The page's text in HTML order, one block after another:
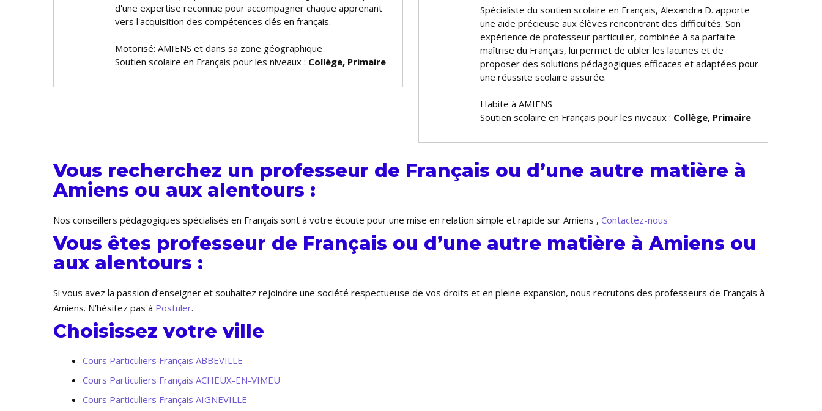
d'une expertise reconnue pour accompagner chaque apprenant
vers l'acquisition des compétences clés en français.
Motorisé: AMIENS et dans sa zone géographique
Soutien scolaire en Français pour les niveaux : Collège, Primaire
Spécialiste du soutien scolaire en Français, Alexandra D. apporte
une aide précieuse aux élèves rencontrant des difficultés. Son
expérience de professeur particulier, combinée à sa parfaite
maîtrise du Français, lui permet de cibler les lacunes et de
proposer des solutions pédagogiques efficaces et adaptées pour
une réussite scolaire assurée.
Habite à AMIENS
Soutien scolaire en Français pour les niveaux : Collège, Primaire
Vous recherchez un professeur de Français ou d’une autre matière à
Amiens ou aux alentours :
Nos conseillers pédagogiques spécialisés en Français sont à votre écoute pour une mise en relation simple et rapide sur Amiens , Contactez-nous
Vous êtes professeur de Français ou d’une autre matière à Amiens ou
aux alentours :
Si vous avez la passion d’enseigner et souhaitez rejoindre une société respectueuse de vos droits et en pleine expansion, nous recrutons des professeurs de Français à
Amiens. N’hésitez pas à Postuler.
Choisissez votre ville
Cours Particuliers Français ABBEVILLE
Cours Particuliers Français ACHEUX-EN-VIMEU
Cours Particuliers Français AIGNEVILLE